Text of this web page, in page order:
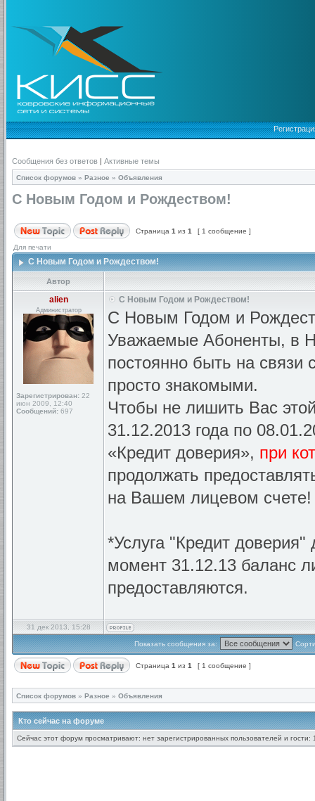
Сообщения без ответов | Активные темы
Список форумов » Разное » Объявления
С Новым Годом и Рождеством!
Страница 1 из 1 [ 1 сообщение ]
Для печати
С Новым Годом и Рождеством!
Автор
alien
Администратор
Зарегистрирован: 22
июн 2009, 12:40
Сообщений: 697
С Новым Годом и Рождеством!
С Новым Годом и
Уважаемые Абоненты, в
постоянно быть на
просто знакомыми.
Чтобы не лишить Вас
31.12.2013 года по
«Кредит доверия», при
продолжать
на Вашем лицевом счете!
*Услуга "Кредит
момент 31.12.13 баланс
предоставляются.
31 дек 2013, 15:28
Показать сообщения за:
Страница 1 из 1 [ 1 сообщение ]
Список форумов » Разное » Объявления
Кто сейчас на форуме
Сейчас этот форум просматривают: нет зарегистрированных пользователей и гости: